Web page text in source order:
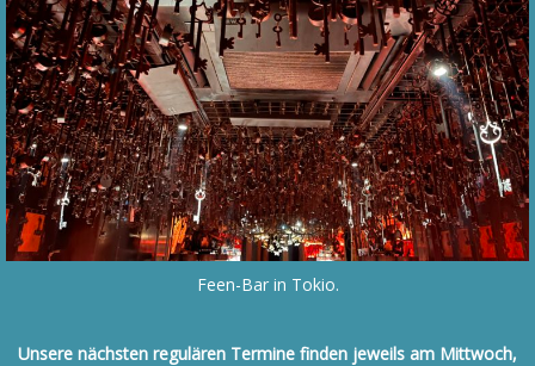
Feen-Bar in Tokio.
Unsere nächsten regulären Termine finden jeweils am Mittwoch,